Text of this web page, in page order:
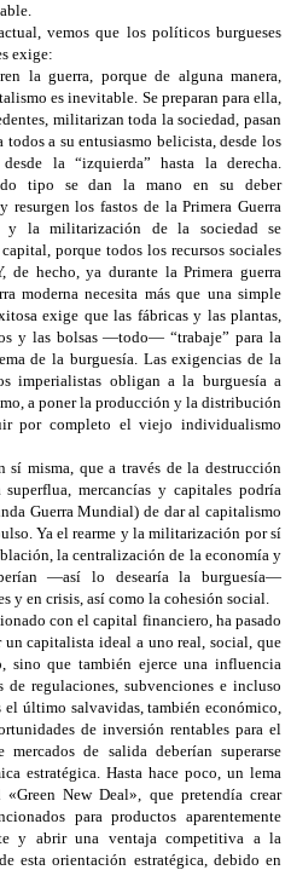
vemos que los políticos burgueses
exige:
la guerra, porque de alguna manera,
es inevitable. Se preparan para ella,
militarizan toda la sociedad, pasan
todos a su entusiasmo belicista, desde los
la “izquierda” hasta la derecha.
tipo se dan la mano en su deber
resurgen los fastos de la Primera Guerra
y la militarización de la sociedad se
porque todos los recursos sociales
de hecho, ya durante la Primera guerra
moderna necesita más que una simple
exige que las fábricas y las plantas,
y las bolsas —todo— “trabaje” para la
de la burguesía. Las exigencias de la
imperialistas obligan a la burguesía a
a poner la producción y la distribución
por completo el viejo individualismo
sí misma, que a través de la destrucción
mercancías y capitales podría
Guerra Mundial) de dar al capitalismo
Ya el rearme y la militarización por sí
la centralización de la economía y
—así lo desearía la burguesía—
y en crisis, así como la cohesión social.
con el capital financiero, ha pasado
capitalista ideal a uno real, social, que
sino que también ejerce una influencia
regulaciones, subvenciones e incluso
el último salvavidas, también económico,
de inversión rentables para el
de salida deberían superarse
estratégica. Hasta hace poco, un lema
New Deal», que pretendía crear
para productos aparentemente
y abrir una ventaja competitiva a la
esta orientación estratégica, debido en